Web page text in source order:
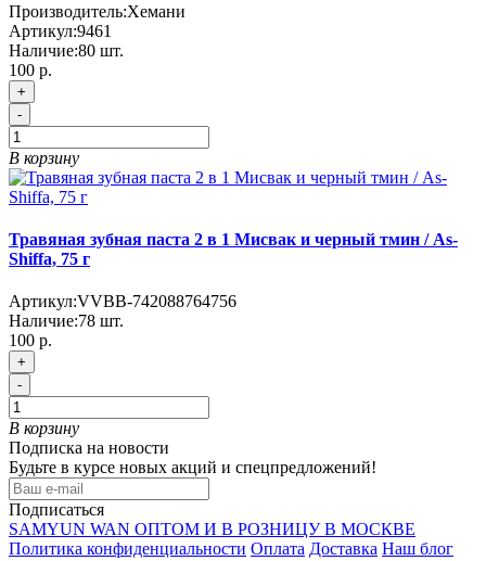
Производитель:Хемани
Артикул:9461
Наличие:80 шт.
100 р.
+
-
В корзину
Травяная зубная паста 2 в 1 Мисвак и черный тмин / As-
Shiffa, 75 г
Артикул:VVBB-742088764756
Наличие:78 шт.
100 р.
+
-
В корзину
Подписка на новости
Будьте в курсе новых акций и спецпредложений!
Подписаться
SAMYUN WAN ОПТОМ И В РОЗНИЦУ В МОСКВЕ
Политика конфиденциальности Оплата Доставка Наш блог